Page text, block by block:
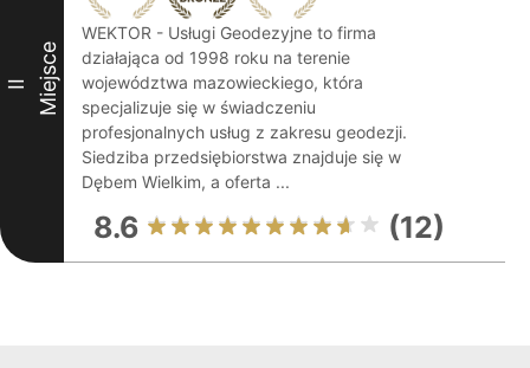
II Miejsce
WEKTOR - Usługi Geodezyjne to firma
działająca od 1998 roku na terenie
województwa mazowieckiego, która
specjalizuje się w świadczeniu
profesjonalnych usług z zakresu geodezji.
Siedziba przedsiębiorstwa znajduje się w
Dębem Wielkim, a oferta ...
8.6 (12)